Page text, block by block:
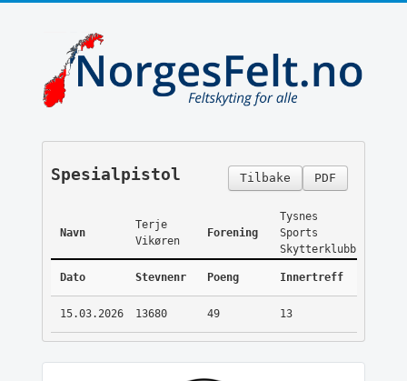
PDF
Tilbake
Spesialpistol
Navn
Terje
Vikøren
Forening
Tysnes
Sports
Skytterklubb
Dato Stevnenr Poeng Innertreff
15.03.2026 13680 49 13